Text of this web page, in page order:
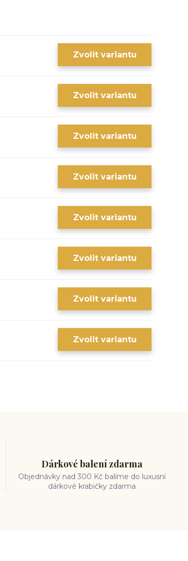
Zvolit variantu
Zvolit variantu
Zvolit variantu
Zvolit variantu
Zvolit variantu
Zvolit variantu
Zvolit variantu
Zvolit variantu
Dárkové balení zdarma
Objednávky nad 300 Kč balíme do luxusní
dárkové krabičky zdarma